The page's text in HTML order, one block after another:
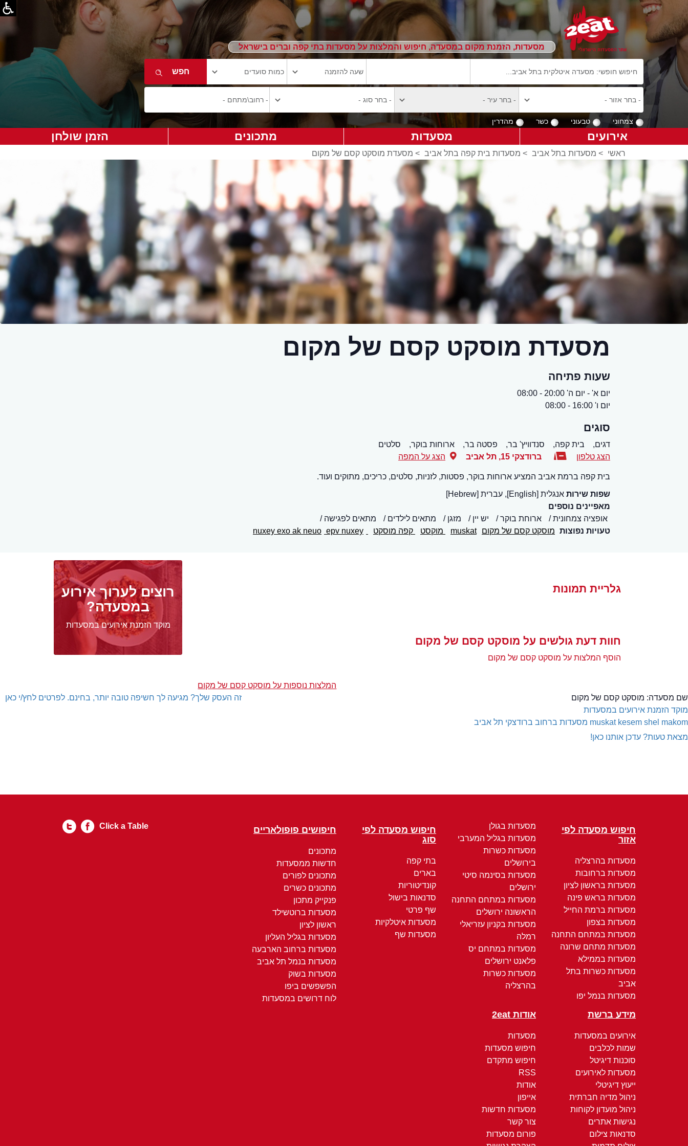
מסעדות, הזמנת מקום במסעדה, חיפוש והמלצות על מסעדות בתי קפה וברים בישראל
צמחוני טבעוני כשר מהדרין
אירועים מסעדות מתכונים הזמן שולחן
ראשי > מסעדות בתל אביב > מסעדות בית קפה בתל אביב > מסעדת מוסקט קסם של מקום
מסעדת מוסקט קסם של מקום
שעות פתיחה
יום א' - יום ה' 20:00 - 08:00
יום ו' 16:00 - 08:00
סוגים
דגים, בית קפה, סנדוויץ' בר, פסטה בר, ארוחות בוקר,
סלטים
הצג טלפון
ברודצקי 15 , תל אביב הצג על המפה
בית קפה ברמת אביב המציע ארוחות בוקר, פסטות, לזניות, סלטים, כריכים, מתוקים ועוד.
שפות שירות אנגלית [English], עברית [Hebrew]
מאפיינים נוספים
אופציה צמחונית
ארוחת בוקר יש יין מזגן מתאים לילדים
מתאים לפגישה
טעויות נפוצות מוסקט קסם של מקום muskat מוקסט קפה מוסקט epv nuxey
גלריית תמונות
חוות דעת גולשים על מוסקט קסם של מקום
הוסף המלצות על מוסקט קסם של מקום
המלצות נוספות על מוסקט קסם של מקום
רוצים לערוך אירוע
במסעדה?
מוקד הזמנת אירועים במסעדות
זה העסק שלך? מגיעה לך חשיפה טובה יותר, בחינם. לפרטים לחץ/י כאן שם מסעדה: מוסקט קסם של מקום
מוקד הזמנת אירועים במסעדות
muskat kesem shel makom מסעדות ברחוב ברודצקי תל אביב
מצאת טעות? עדכן אותנו כאן!
חיפוש מסעדה לפי
אזור
מסעדות בהרצליה
מסעדות ברחובות
מסעדות בראשון לציון
מסעדות בראש פינה
מסעדות ברמת החייל
מסעדות בצפון
מסעדות במתחם התחנה
מסעדות מתחם שרונה
מסעדות בממילא
מסעדות כשרות בתל
אביב
מסעדות בנמל יפו
מסעדות בגולן
מסעדות בגליל המערבי
מסעדות כשרות
בירושלים
מסעדות בסינמה סיטי
ירושלים
מסעדות במתחם התחנה
הראשונה ירושלים
מסעדות בקניון עזריאלי
רמלה
מסעדות במתחם יס
פלאנט ירושלים
מסעדות כשרות
בהרצליה
חיפוש מסעדה לפי
סוג
בתי קפה
בארים
קונדיטוריות
סדנאות בישול
שף פרטי
מסעדות איטלקיות
מסעדות שף
חיפושים פופולאריים
מתכונים
חדשות ממסעדות
מתכונים לפורים
מתכונים כשרים
פנקייק מתכון
מסעדות ברוטשילד
ראשון לציון
מסעדות בגליל העליון
מסעדות ברחוב הארבעה
מסעדות בנמל תל אביב
מסעדות בשוק
הפשפשים ביפו
לוח דרושים במסעדות
מידע ברשת
אירועים במסעדות
שמות לכלבים
סוכנות דיגיטל
מסעדות לאירועים
ייעוץ דיגיטלי
ניהול מדיה חברתית
ניהול מועדון לקוחות
נגישות אתרים
סדנאות צילום
אודות 2eat
מסעדות
חיפוש מסעדות
חיפוש מתקדם
RSS
אודות
אייפון
מסעדות חדשות
צור קשר
פורום מסעדות
Click a Table